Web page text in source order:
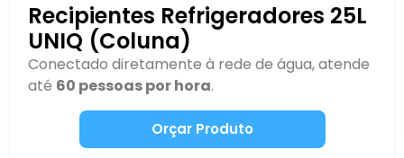
Recipientes Refrigeradores 25L
UNIQ (Coluna)
Conectado diretamente à rede de água, atende
até 60 pessoas por hora.
Orçar Produto